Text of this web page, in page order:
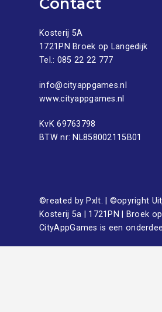
Kosterij 5A
1721PN Broek op Langedijk
Tel.: 085 22 22 777
info@cityappgames.nl
www.cityappgames.nl
KvK 69763798
BTW nr: NL858002115B01
©reated byPxlt. | ©opyright
Kosterij 5a | 1721PN | Broek op
CityAppGames is een